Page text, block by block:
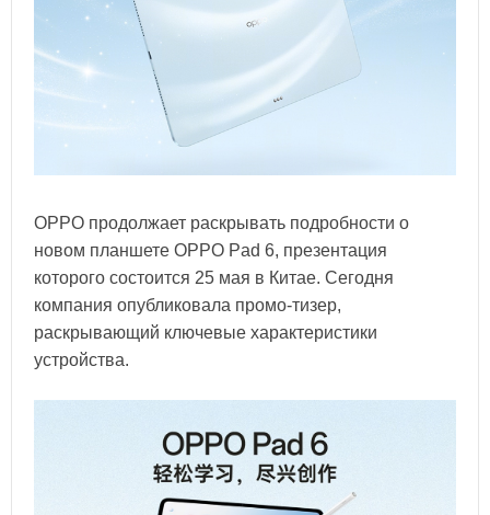
OPPO продолжает раскрывать подробности о
новом планшете OPPO Pad 6, презентация
которого состоится 25 мая в Китае. Сегодня
компания опубликовала промо-тизер,
раскрывающий ключевые характеристики
устройства.